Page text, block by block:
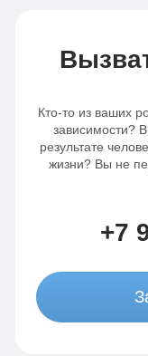
Кто-то из ваших
зависимости?
результате
жизни? Вы не
+7